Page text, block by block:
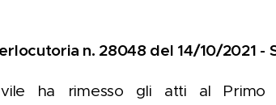
n. 28048 del 14/10/2021 -
ha rimesso gli atti al Primo